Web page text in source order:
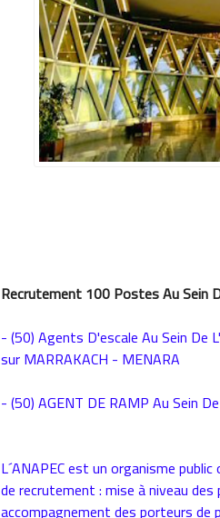
Recrutement 100 PostesAu Sein
- (50) Agents D'escale Au Sein De
sur MARRAKACH - MENARA
- (50) AGENT DE RAMP Au Sein
L´ANAPEC est un organisme
de recrutement : mise à niveau
accompagnement des porteurs de